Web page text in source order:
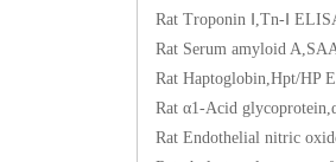
Rat Troponin Ⅰ,Tn-Ⅰ
Rat Serum amyloid
Rat Haptoglobin,Hpt/
Rat α1-Acid
Rat Endothelial nitric